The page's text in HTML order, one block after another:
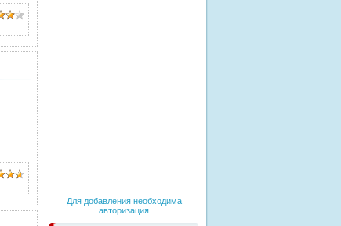
Для добавления необходима
авторизация